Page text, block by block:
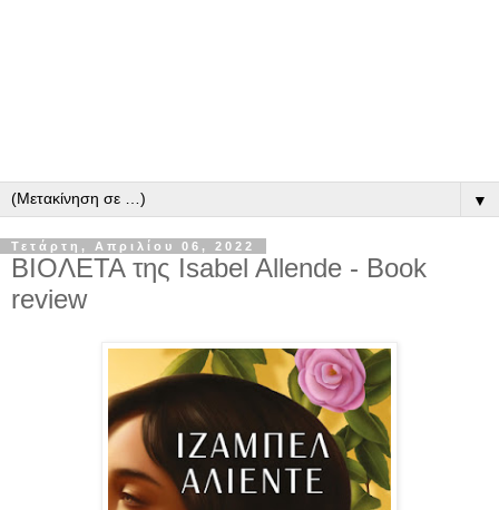
▼
Τετάρτη, Απριλίου 06, 2022
ΒΙΟΛΕΤΑ της Isabel Allende - Book
review